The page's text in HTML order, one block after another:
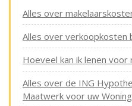
Alles over
Alles over verkoopkosten
Hoeveel kan ik lenen voor
Alles over de ING
Maatwerk voor uw